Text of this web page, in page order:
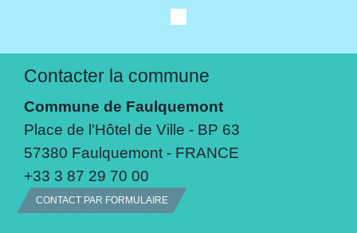
Contacter la commune
Commune de Faulquemont
Place de l'Hôtel de Ville - BP 63
57380 Faulquemont - FRANCE
+33 3 87 29 70 00
CONTACT PAR FORMULAIRE